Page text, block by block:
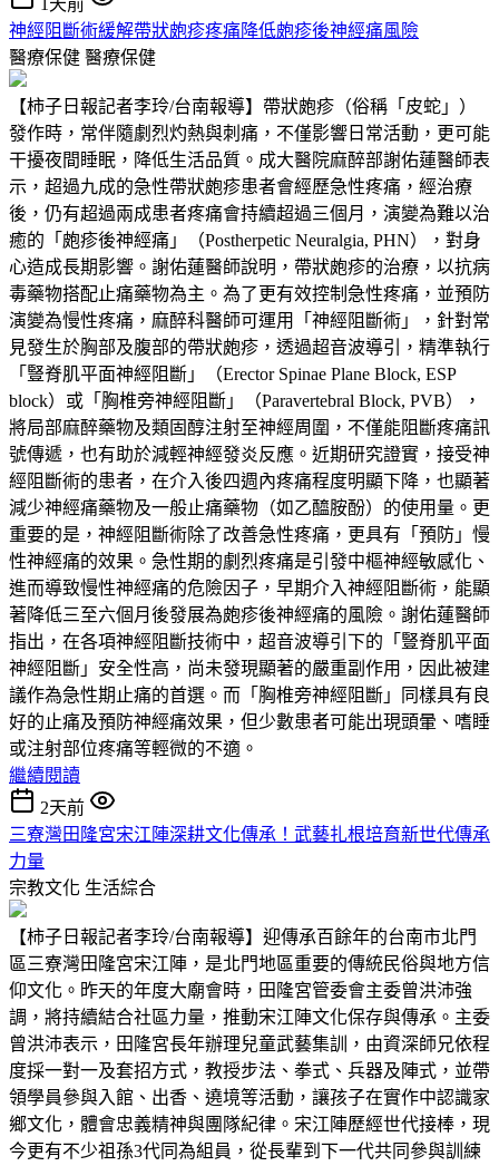
神經阻斷術緩解帶狀皰疹疼痛降低皰疹後神經痛風險
醫療保健 醫療保健
【柿子日報記者李玲/台南報導】帶狀皰疹（俗稱「皮蛇」）
發作時，常伴隨劇烈灼熱與刺痛，不僅影響日常活動，更可能
干擾夜間睡眠，降低生活品質。成大醫院麻醉部謝佑蓮醫師表
示，超過九成的急性帶狀皰疹患者會經歷急性疼痛，經治療
後，仍有超過兩成患者疼痛會持續超過三個月，演變為難以治
癒的「皰疹後神經痛」（Postherpetic Neuralgia, PHN），對身
心造成長期影響。謝佑蓮醫師說明，帶狀皰疹的治療，以抗病
毒藥物搭配止痛藥物為主。為了更有效控制急性疼痛，並預防
演變為慢性疼痛，麻醉科醫師可運用「神經阻斷術」，針對常
見發生於胸部及腹部的帶狀皰疹，透過超音波導引，精準執行
「豎脊肌平面神經阻斷」（Erector Spinae Plane Block, ESP
block）或「胸椎旁神經阻斷」（Paravertebral Block, PVB），
將局部麻醉藥物及類固醇注射至神經周圍，不僅能阻斷疼痛訊
號傳遞，也有助於減輕神經發炎反應。近期研究證實，接受神
經阻斷術的患者，在介入後四週內疼痛程度明顯下降，也顯著
減少神經痛藥物及一般止痛藥物（如乙醯胺酚）的使用量。更
重要的是，神經阻斷術除了改善急性疼痛，更具有「預防」慢
性神經痛的效果。急性期的劇烈疼痛是引發中樞神經敏感化、
進而導致慢性神經痛的危險因子，早期介入神經阻斷術，能顯
著降低三至六個月後發展為皰疹後神經痛的風險。謝佑蓮醫師
指出，在各項神經阻斷技術中，超音波導引下的「豎脊肌平面
神經阻斷」安全性高，尚未發現顯著的嚴重副作用，因此被建
議作為急性期止痛的首選。而「胸椎旁神經阻斷」同樣具有良
好的止痛及預防神經痛效果，但少數患者可能出現頭暈、嗜睡
或注射部位疼痛等輕微的不適。
繼續閱讀
2天前
三寮灣田隆宮宋江陣深耕文化傳承！武藝扎根培育新世代傳承
力量
宗教文化 生活綜合
【柿子日報記者李玲/台南報導】迎傳承百餘年的台南市北門
區三寮灣田隆宮宋江陣，是北門地區重要的傳統民俗與地方信
仰文化。昨天的年度大廟會時，田隆宮管委會主委曾洪沛強
調，將持續結合社區力量，推動宋江陣文化保存與傳承。主委
曾洪沛表示，田隆宮長年辦理兒童武藝集訓，由資深師兄依程
度採一對一及套招方式，教授步法、拳式、兵器及陣式，並帶
領學員參與入館、出香、遶境等活動，讓孩子在實作中認識家
鄉文化，體會忠義精神與團隊紀律。宋江陣歷經世代接棒，現
今更有不少祖孫3代同為組員，從長輩到下一代共同參與訓練